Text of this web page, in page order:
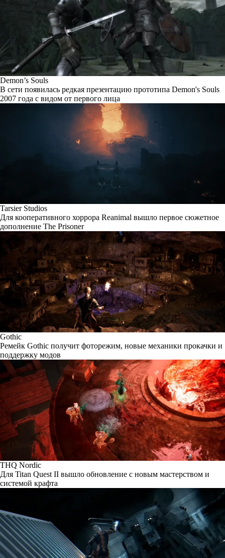
Demon’s Souls
В сети появилась редкая презентацию прототипа Demon's Souls
2007 года с видом от первого лица
Tarsier Studios
Для кооперативного хоррора Reanimal вышло первое сюжетное
дополнение The Prisoner
Gothic
Ремейк Gothic получит фоторежим, новые механики прокачки и
поддержку модов
THQ Nordic
Для Titan Quest II вышло обновление с новым мастерством и
системой крафта